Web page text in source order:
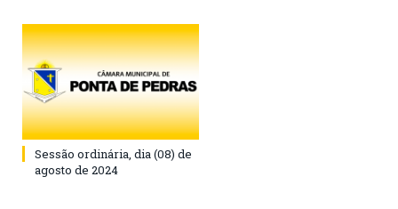
Sessão ordinária, dia (08) de
agosto de 2024